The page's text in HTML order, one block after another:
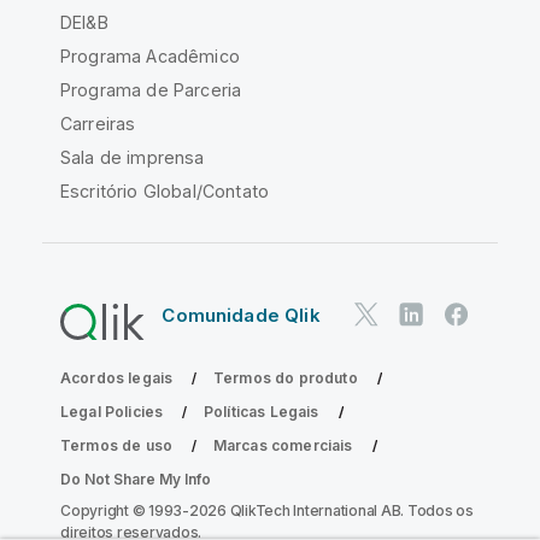
DEI&B
Programa Acadêmico
Programa de Parceria
Carreiras
Sala de imprensa
Escritório Global/Contato
Comunidade Qlik
Acordos legais
Termos do produto
Legal Policies
Políticas Legais
Termos de uso
Marcas comerciais
Do Not Share My Info
Copyright © 1993-2026 QlikTech International AB. Todos os
direitos reservados.